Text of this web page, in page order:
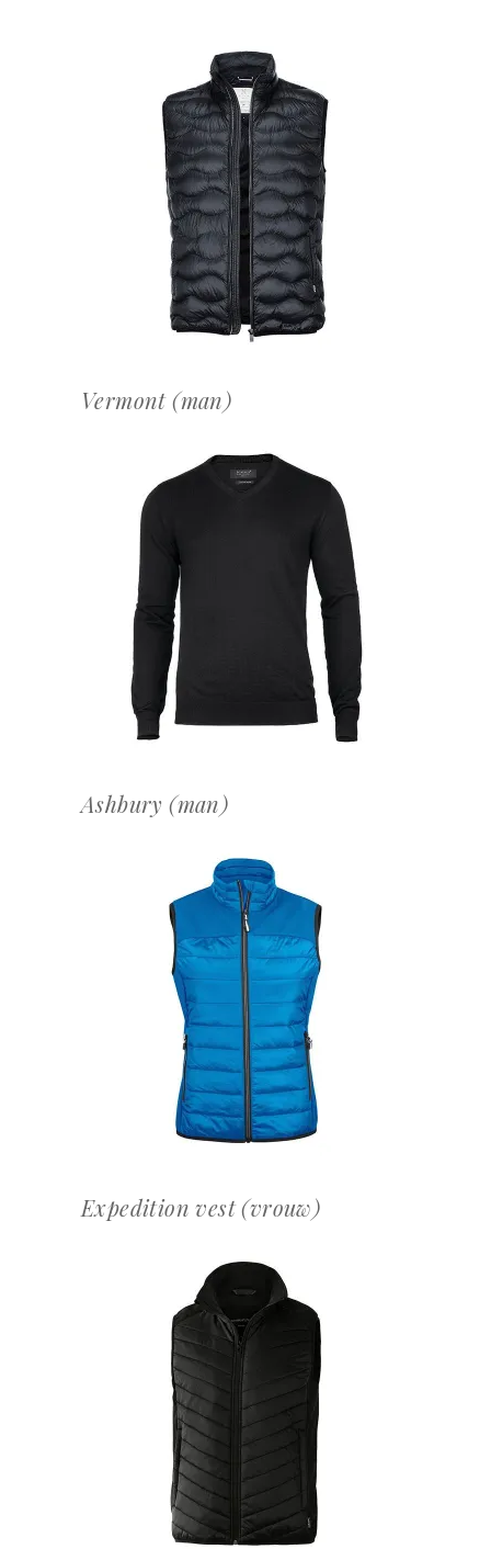
OFFERTEAANVRAAG
Vermont (man)
OFFERTEAANVRAAG
Ashbury (man)
OFFERTEAANVRAAG
Expedition vest (vrouw)
OFFERTEAANVRAAG